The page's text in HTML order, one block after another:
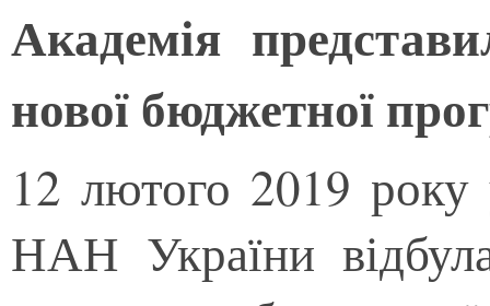
Академія
нової бюджетної
12 лютого 2019 року
НАН України